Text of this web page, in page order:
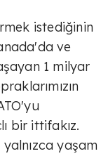
istediğinin
ve
1 milyar
bir ittifakız.
yaşam